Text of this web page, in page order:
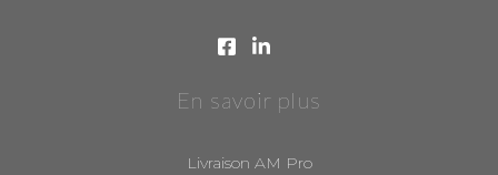
En savoir plus
Livraison AM Pro